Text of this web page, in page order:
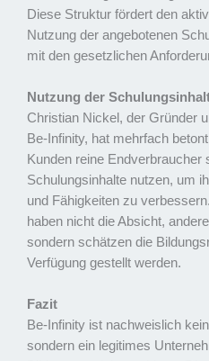
Diese Struktur fördert den
Nutzung der angebotenen
mit den gesetzlichen
Nutzung der
Christian Nickel, der Gründer
Be-Infinity, hat mehrfach
Kunden reine Endverbraucher
Schulungsinhalte nutzen, um
und Fähigkeiten zu
haben nicht die Absicht,
sondern schätzen die
Verfügung gestellt werden.
Fazit
Be-Infinity ist nachweislich
sondern ein legitimes